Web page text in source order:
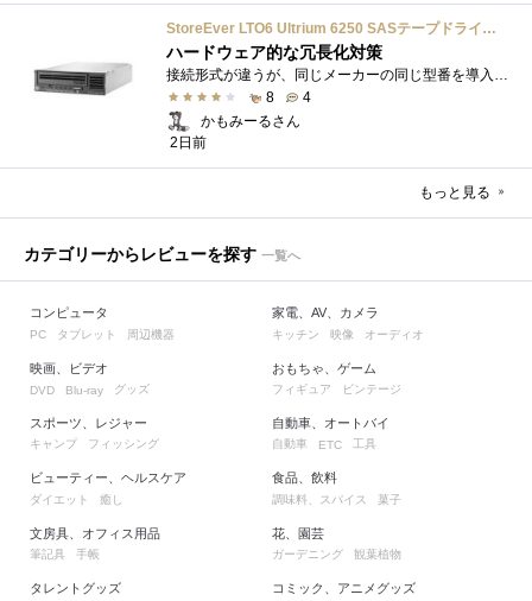
StoreEver LTO6 Ultrium 6250 SASテープドライブ(内蔵型)
ハードウェア的な冗長化対策
8
4
かもみーるさん
2日前
もっと見る
カテゴリーからレビューを探す 一覧へ
コンピュータ
PC タブレット 周辺機器
映画、ビデオ
DVD Blu-ray グッズ
スポーツ、レジャー
キャンプ フィッシング
ビューティー、ヘルスケア
ダイエット 癒し
文房具、オフィス用品
筆記具 手帳
タレントグッズ
家電、AV、カメラ
キッチン 映像 オーディオ
おもちゃ、ゲーム
フィギュア ビンテージ
自動車、オートバイ
自動車 ETC 工具
食品、飲料
調味料、スパイス 菓子
花、園芸
ガーデニング 観葉植物
コミック、アニメグッズ